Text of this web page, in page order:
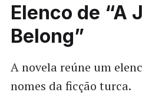
Elenco de “A
Belong”
A novela reúne um
nomes da ficção turca.